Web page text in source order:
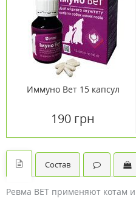
Иммуно Вет 15 капсул
190 грн
Состав
Ревма ВЕТ применяют котам